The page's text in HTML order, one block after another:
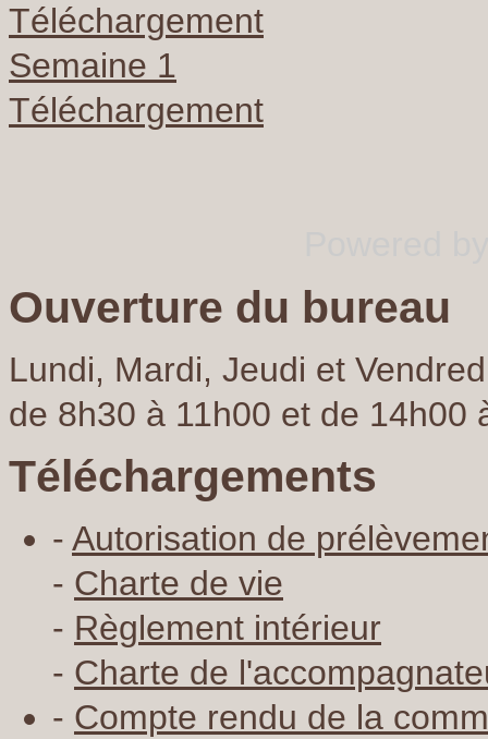
Téléchargement
Semaine 1
Téléchargement
Ouverture du bureau
Lundi, Mardi, Jeudi et
de 8h30 à 11h00 et de 14h00
Téléchargements
- Autorisation de
- Charte de vie
- Règlement intérieur
- Charte de
- Compte rendu de la